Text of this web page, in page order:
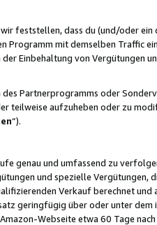
feststellen, dass du (und/oder ein
Programm mit demselben Traffic
Einbehaltung von Vergütungen
Partnerprogramms oder
teilweise aufzuheben oder zu
“).
genau und umfassend zu
und spezielle Vergütungen,
Verkauf berechnet und
geringfügig über oder unter
Webseite etwa 60 Tage